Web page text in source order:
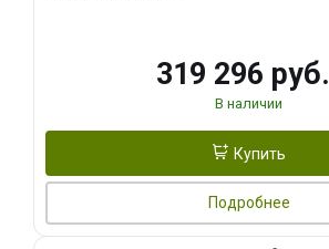
319 296 руб.
В наличии
Купить
Подробнее